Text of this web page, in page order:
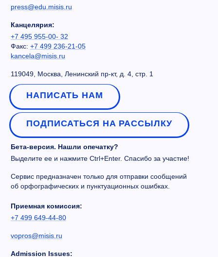
press@edu.misis.ru
Канцелярия:
+7 495 955-00- 32
Факс: +7 499 236-21-05
kancela@misis.ru
119049, Москва, Ленинский пр-кт, д. 4, стр. 1
НАПИСАТЬ НАМ
ПОДПИСАТЬСЯ НА РАССЫЛКУ
Бета-версия. Нашли опечатку?
Выделите ее и нажмите Ctrl+Enter. Спасибо за участие!
Сервис предназначен только для отправки сообщений
об орфографических и пунктуационных ошибках.
Приемная комиссия:
+7 499 649-44-80
vopros@misis.ru
Admission Issues: